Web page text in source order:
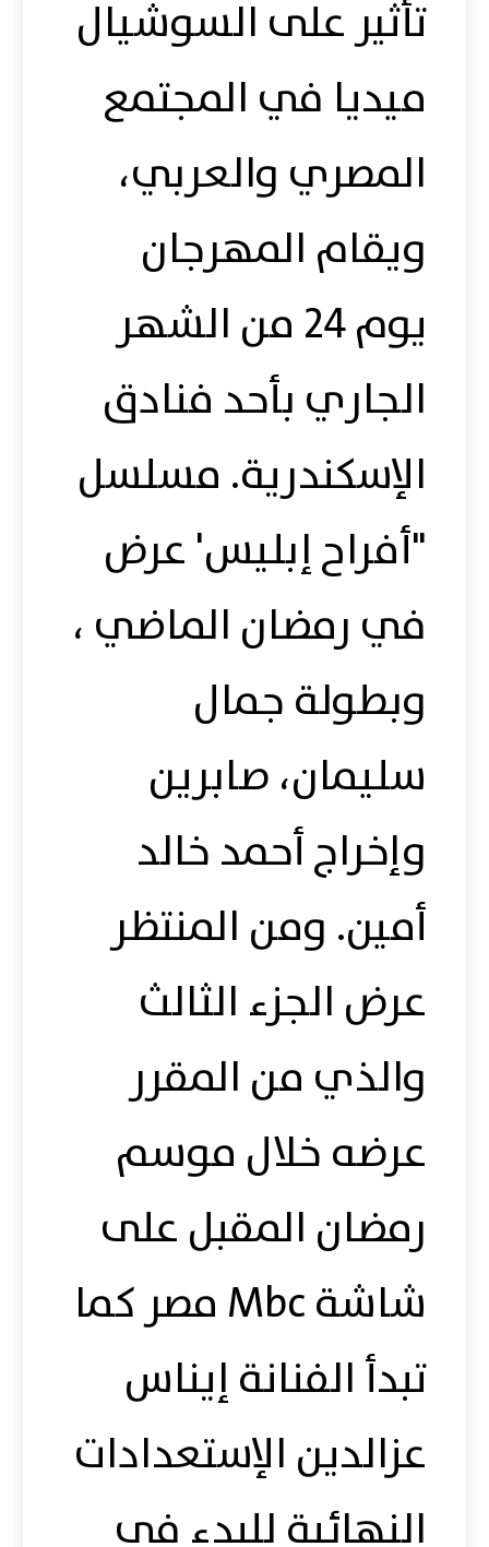
تأثير على السوشيال
ميديا في المجتمع
المصري والعربي،
ويقام المهرجان
يوم 24 من الشهر
الجاري بأحد فنادق
الإسكندرية. مسلسل
"أفراح إبليس' عرض
في رمضان الماضي ،
وبطولة جمال
سليمان، صابرين
وإخراج أحمد خالد
أمين. ومن المنتظر
عرض الجزء الثالث
والذي من المقرر
عرضه خلال موسم
رمضان المقبل على
شاشة Mbc مصر كما
تبدأ الفنانة إيناس
عزالدين الإستعدادات
النهائية للبدء في